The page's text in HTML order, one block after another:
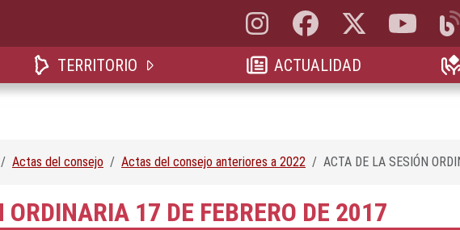
Instagram, abre en nueva pestaña
Facebook, abre en nueva
X, antes Twitter,
YouTube,
TERRITORIO ACTUALIDAD
Actas del consejo Actas del consejo anteriores a 2022 ACTA DE LA SESIÓN
17 DE FEBRERO DE 2017